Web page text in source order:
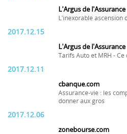
L'Argus de l'Assurance
L'inexorable ascension
2017.12.15
L'Argus de l'Assurance
Tarifs Auto et MRH -
2017.12.11
cbanque.com
Assurance-vie : les
donner aux gros
2017.12.06
zonebourse.com